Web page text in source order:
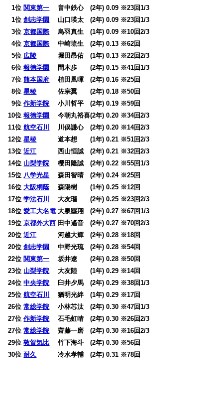
01位 関東第一 畠中鉄心 (2年) 0.09 ※23回1/3
01位創志学園
山口瑛太 (2年) 0.09 ※23回1/3
03位京都国際 鳥羽真生 (1年) 0.09 ※10回2/3
04位京都国際 中崎琉生 (2年) 0.13 ※62回
05位 広陵 堀田昂佑 (1年) 0.13 ※22回2/3
06位報徳学園
間木歩 (2年) 0.15 ※41回1/3
07位熊本国府 植田凰暉 (2年) 0.16 ※25回
08位星稜 佐宗翼 (2年) 0.18 ※50回
09位作新学院 小川哲平 (2年) 0.19 ※59回
10位報徳学園
今朝丸裕喜(2年) 0.20 ※34回2/3
11位航空石川
川俣謙心 (2年) 0.20 ※14回2/3
12位星稜 道本想 (1年) 0.21 ※51回2/3
13位近江 西山恒誠 (2年) 0.21 ※32回2/3
14位 山梨学院 櫻田隆誠 (2年) 0.22 ※55回1/3
15位 八学光星 森田智晴 (2年) 0.24 ※25回
16位大阪桐蔭 森陽樹 (1年) 0.25 ※12回
17位学法石川
大友瑠 (2年) 0.25 ※23回2/3
18位愛工大名電 大泉塁翔 (2年) 0.27 ※67回1/3
19位京都外大西 田中遙音 (2年) 0.27 ※70回2/3
20位近江 河越大輝 (2年) 0.28 ※18回
20位創志学園
中野光琉 (2年) 0.28 ※54回
22位 関東第一 坂井遼 (2年) 0.28 ※50回
23位 山梨学院 大友陸 (1年) 0.29 ※14回
24位中央学院 臼井夕馬 (2年) 0.29 ※38回1/3
25位航空石川
猶明光絆 (1年) 0.29 ※17回
26位常総学院 小林芯汰 (2年) 0.30 ※47回1/3
27位作新学院 石毛虹晴 (2年) 0.30 ※26回2/3
27位常総学院 齋藤一磨 (2年) 0.30 ※16回2/3
29位敦賀気比 竹下海斗 (2年) 0.30 ※56回
30位耐久 冷水孝輔 (2年) 0.31 ※78回